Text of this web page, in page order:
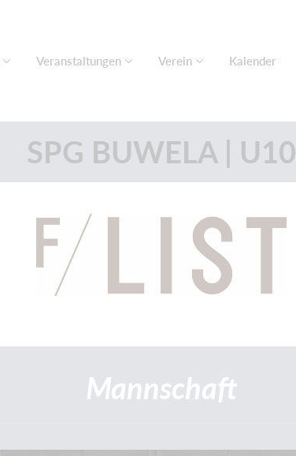
Veranstaltungen Verein Kalender
SPG BUWELA | U10
Mannschaft